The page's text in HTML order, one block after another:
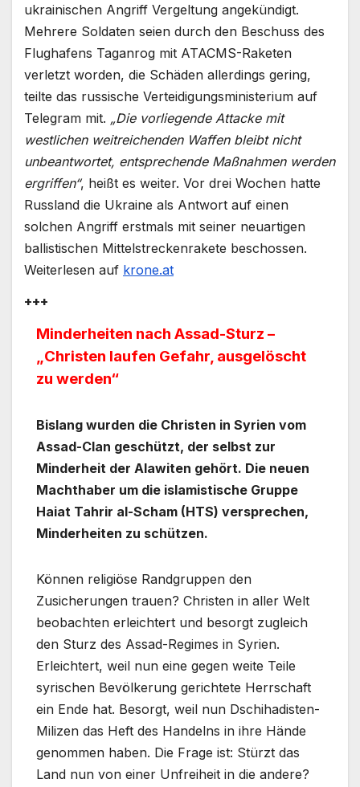
ukrainischen Angriff Vergeltung angekündigt.
Mehrere Soldaten seien durch den Beschuss des
Flughafens Taganrog mit ATACMS-Raketen
verletzt worden, die Schäden allerdings gering,
teilte das russische Verteidigungsministerium auf
Telegram mit. „Die vorliegende Attacke mit
westlichen weitreichenden Waffen bleibt nicht
unbeantwortet, entsprechende Maßnahmen werden
ergriffen“, heißt es weiter. Vor drei Wochen hatte
Russland die Ukraine als Antwort auf einen
solchen Angriff erstmals mit seiner neuartigen
ballistischen Mittelstreckenrakete beschossen.
Weiterlesen auf krone.at
+++
Minderheiten nach Assad-Sturz –
„Christen laufen Gefahr, ausgelöscht
zu werden“
Bislang wurden die Christen in Syrien vom
Assad-Clan geschützt, der selbst zur
Minderheit der Alawiten gehört. Die neuen
Machthaber um die islamistische Gruppe
Haiat Tahrir al-Scham (HTS) versprechen,
Minderheiten zu schützen.
Können religiöse Randgruppen den
Zusicherungen trauen? Christen in aller Welt
beobachten erleichtert und besorgt zugleich
den Sturz des Assad-Regimes in Syrien.
Erleichtert, weil nun eine gegen weite Teile
syrischen Bevölkerung gerichtete Herrschaft
ein Ende hat. Besorgt, weil nun Dschihadisten-
Milizen das Heft des Handelns in ihre Hände
genommen haben. Die Frage ist: Stürzt das
Land nun von einer Unfreiheit in die andere?